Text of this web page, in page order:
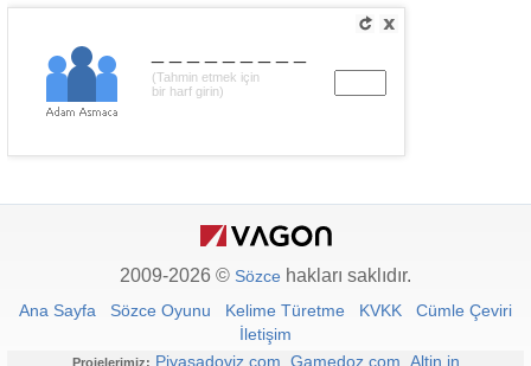
(Tahmin etmek için
bir harf girin)
2009-2026 © Sözce hakları saklıdır.
Ana Sayfa Sözce Oyunu Kelime Türetme KVKK
Cümle Çeviri
İletişim
Projelerimiz: Piyasadoviz.com Gamedoz.com Altin.in